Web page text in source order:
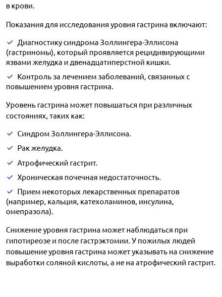
в крови.
Показания для исследования уровня гастрина включают:
Диагностику синдрома Золлингера-Эллисона
(гастриномы), который проявляется рецидивирующими
язвами желудка и двенадцатиперстной кишки.
Контроль за лечением заболеваний, связанных с
повышением уровня гастрина.
Уровень гастрина может повышаться при различных
состояниях, таких как:
Синдром Золлингера-Эллисона.
Рак желудка.
Атрофический гастрит.
Хроническая почечная недостаточность.
Прием некоторых лекарственных препаратов
(например, кальция, катехоламинов, инсулина,
омепразола).
Снижение уровня гастрина может наблюдаться при
гипотиреозе и после гастрэктомии. У пожилых людей
повышение уровня гастрина может указывать на снижение
выработки соляной кислоты, а не на атрофический гастрит.